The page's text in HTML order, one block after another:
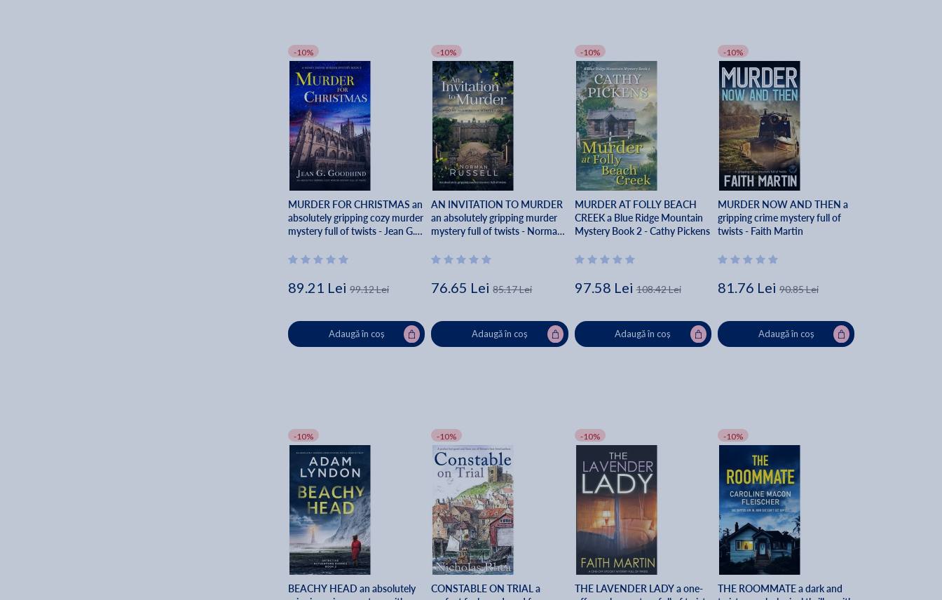
-10%
MURDER FOR CHRISTMAS an
absolutely gripping cozy murder
mystery full of twists - Jean G.
89.21 Lei 99.12 Lei
Adaugă în coș
-10%
AN INVITATION TO MURDER
an absolutely gripping murder
mystery full of twists - Norman
76.65 Lei 85.17 Lei
Adaugă în coș
-10%
MURDER AT FOLLY BEACH
CREEK a Blue Ridge Mountain
Mystery Book 2 - Cathy Pickens
97.58 Lei 108.42 Lei
Adaugă în coș
-10%
MURDER NOW AND THEN a
gripping crime mystery full of
twists - Faith Martin
81.76 Lei 90.85 Lei
Adaugă în coș
-10%
BEACHY HEAD an absolutely
-10%
CONSTABLE ON TRIAL a
-10%
THE LAVENDER LADY a one-
-10%
THE ROOMMATE a dark and